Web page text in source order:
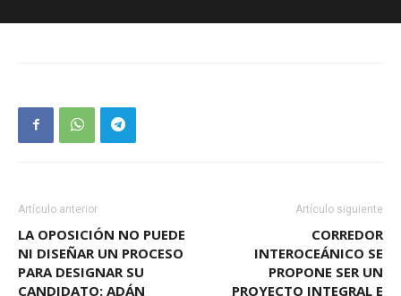
Artículo anterior
LA OPOSICIÓN NO PUEDE
NI DISEÑAR UN PROCESO
PARA DESIGNAR SU
CANDIDATO: ADÁN
Artículo siguiente
CORREDOR
INTEROCEÁNICO SE
PROPONE SER UN
PROYECTO INTEGRAL E